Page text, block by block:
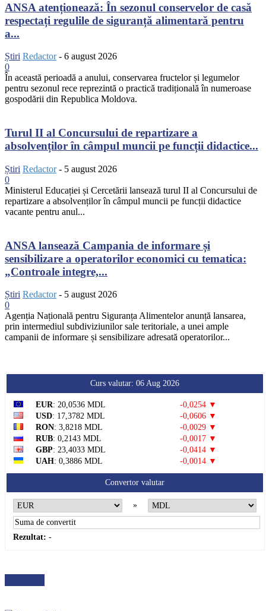
ANSA atenționează: În sezonul conservelor de casă
respectați regulile de siguranță alimentară pentru
a...
Știri Redactor - 6 august 2026
0
În această perioadă a anului, conservarea fructelor și legumelor
pentru sezonul rece reprezintă o practică tradițională în numeroase
gospodării din Republica Moldova.
Turul II al Concursului de repartizare a
absolvenților în câmpul muncii pe funcții didactice...
Știri Redactor - 5 august 2026
0
Ministerul Educației și Cercetării lansează turul II al Concursului de
repartizare a absolvenților în câmpul muncii pe funcții didactice
vacante pentru anul...
ANSA lansează Campania de informare și
sensibilizare a operatorilor economici cu tematica:
„Controale integre,...
Știri Redactor - 5 august 2026
0
Agenția Națională pentru Siguranța Alimentelor anunță lansarea,
prin intermediul subdiviziunilor sale teritoriale, a unei ample
campanii de informare și sensibilizare adresată operatorilor...
Curs valutar: 06 Aug 2026
EUR: 20,0536 MDL
-0,0254 ▼
USD: 17,3782 MDL
-0,0606 ▼
RON: 3,8218 MDL
-0,0029 ▼
RUB: 0,2143 MDL
-0,0017 ▼
GBP: 23,4033 MDL
-0,0414 ▼
UAH: 0,3886 MDL -0,0014 ▼
Convertor valutar
»
Rezultat: -